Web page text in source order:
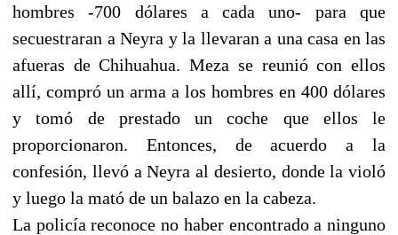
hombres -700 dólares a cada uno- para que
secuestraran a Neyra y la llevaran a una casa en las
afueras de Chihuahua. Meza se reunió con ellos
allí, compró un arma a los hombres en 400 dólares
y tomó de prestado un coche que ellos le
proporcionaron. Entonces, de acuerdo a la
confesión, llevó a Neyra al desierto, donde la violó
y luego la mató de un balazo en la cabeza.
La policía reconoce no haber encontrado a ninguno